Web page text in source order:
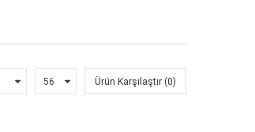
Ürün Karşılaştır (0)